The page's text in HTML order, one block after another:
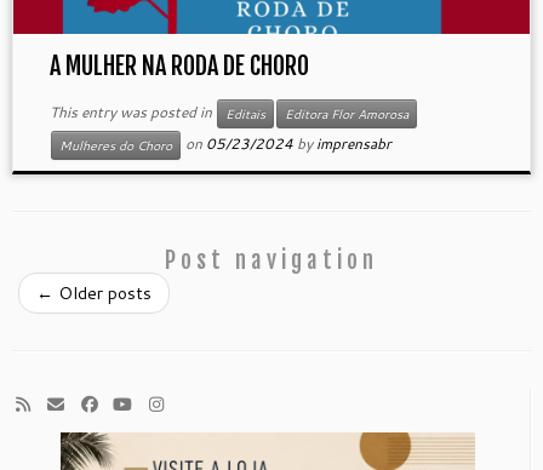
A MULHER NA RODA DE CHORO
This entry was posted in Editais
Editora Flor Amorosa
Mulheres do Choro
on 05/23/2024 byimprensabr
Post navigation
← Older posts